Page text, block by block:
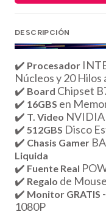
DESCRIPCIÓN
✔️ Procesador
Núcleos y 20 Hilos
✔️ Board Chipset
✔️ 16GBS en
✔️ T. Video NVIDIA
✔️ 512GBS Disco
✔️ Chasis Gamer
Liquida
✔️ Fuente Real
✔️ Regalo de
✔️ Monitor GRATIS
1080P